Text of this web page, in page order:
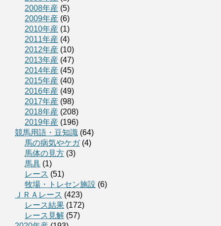
2008年産 (5)
2009年産 (6)
2010年産 (1)
2011年産 (4)
2012年産 (10)
2013年産 (47)
2014年産 (45)
2015年産 (40)
2016年産 (49)
2017年産 (98)
2018年産 (208)
2019年産 (196)
競馬用語・豆知識 (64)
馬の病気やケガ(4)
馬体の見方 (3)
馬具 (1)
レース (51)
牧場・トレセン施設 (6)
ＪＲＡレース (423)
レース結果 (172)
レース見解 (57)